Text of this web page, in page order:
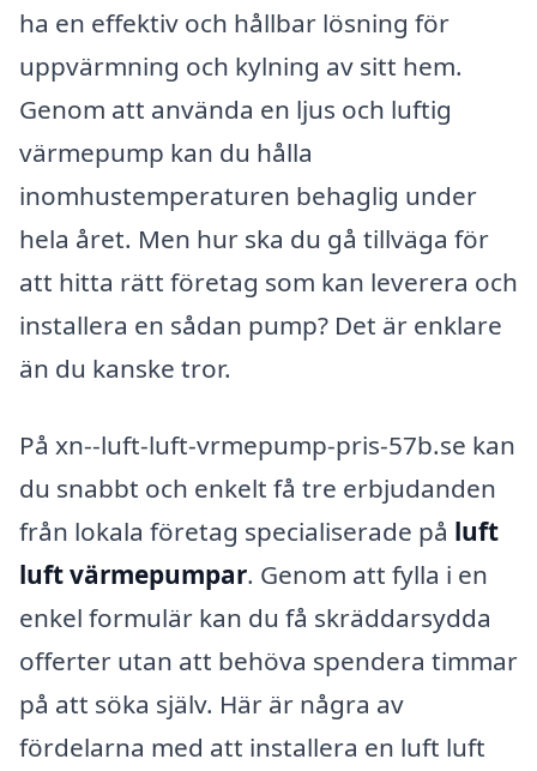
ha en effektiv och hållbar lösning för
uppvärmning och kylning av sitt hem.
Genom att använda en ljus och luftig
värmepump kan du hålla
inomhustemperaturen behaglig under
hela året. Men hur ska du gå tillväga för
att hitta rätt företag som kan leverera och
installera en sådan pump? Det är enklare
än du kanske tror.
På xn--luft-luft-vrmepump-pris-57b.se kan
du snabbt och enkelt få tre erbjudanden
från lokala företag specialiserade på luft
luft värmepumpar. Genom att fylla i en
enkel formulär kan du få skräddarsydda
offerter utan att behöva spendera timmar
på att söka själv. Här är några av
fördelarna med att installera en luft luft